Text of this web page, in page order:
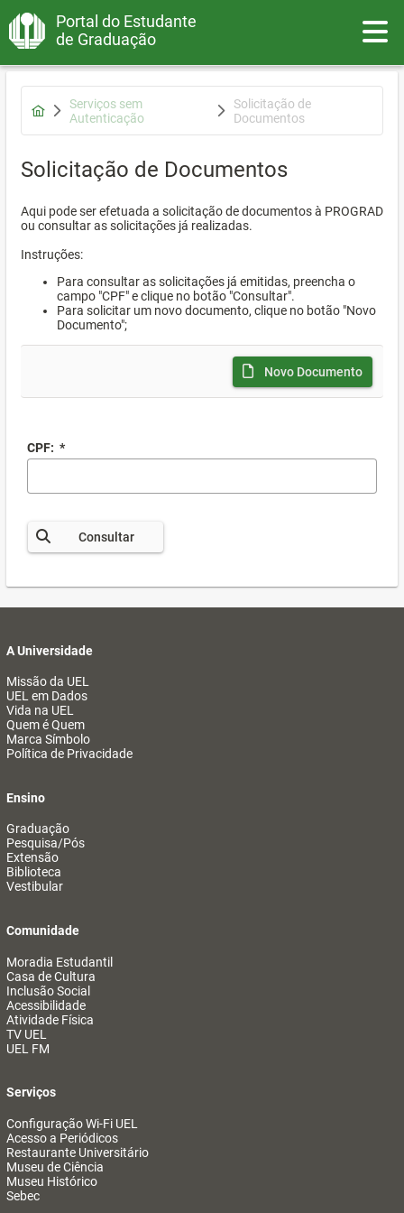
Portal do Estudante
de Graduação
Serviços sem
Autenticação
Solicitação de
Documentos
Solicitação de Documentos
Aqui pode ser efetuada a solicitação de documentos à PROGRAD
ou consultar as solicitações já realizadas.
Instruções:
Para consultar as solicitações já emitidas, preencha o
campo "CPF" e clique no botão "Consultar".
Para solicitar um novo documento, clique no botão "Novo
Documento";
Novo Documento
CPF: *
Consultar
A Universidade
Missão da UEL
UEL em Dados
Vida na UEL
Quem é Quem
Marca Símbolo
Política de Privacidade
Ensino
Graduação
Pesquisa/Pós
Extensão
Biblioteca
Vestibular
Comunidade
Moradia Estudantil
Casa de Cultura
Inclusão Social
Acessibilidade
Atividade Física
TV UEL
UEL FM
Serviços
Configuração Wi-Fi UEL
Acesso a Periódicos
Restaurante Universitário
Museu de Ciência
Museu Histórico
Sebec